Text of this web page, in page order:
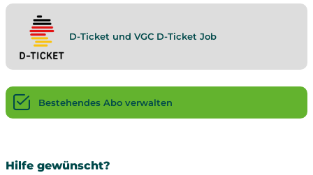
D-Ticket und VGC D-Ticket Job
Bestehendes Abo verwalten
Hilfe gewünscht?